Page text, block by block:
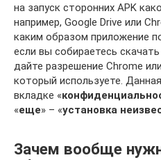
на запуск сторонних APK
например, Google Drive или
каким образом приложение
если вы собираетесь
дайте разрешение Chrome
который используете.
вкладке «
«еще» – «установка
Зачем вообще